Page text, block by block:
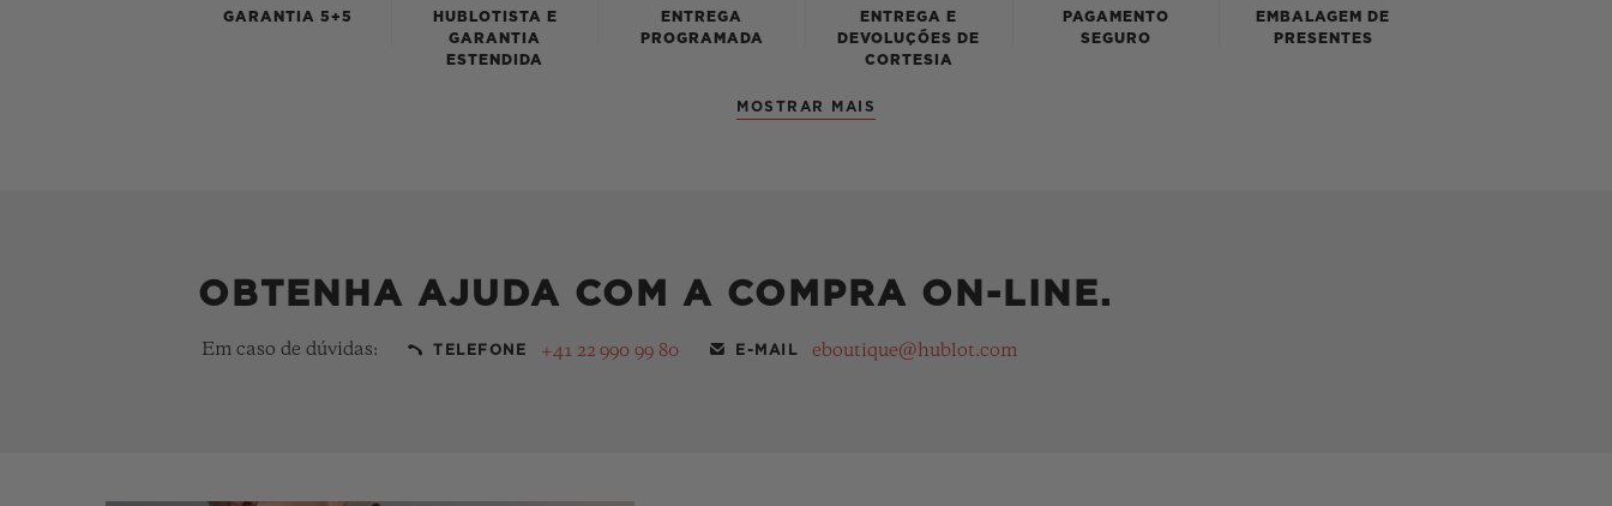
GARANTIA 5+5
HUBLOTISTA E
GARANTIA
ESTENDIDA
ENTREGA
PROGRAMADA
ENTREGA E
DEVOLUÇÕES DE
CORTESIA
PAGAMENTO
SEGURO
EMBALAGEM DE
PRESENTES
MOSTRAR MAIS
OBTENHA AJUDA COM A COMPRA ON-LINE.
Em caso de dúvidas: TELEFONE +41 22 990 99 80 E-MAIL eboutique@hublot.com